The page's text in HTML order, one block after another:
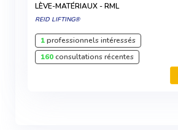
LÈVE-MATÉRIAUX - RML
REID LIFTING®
1professionnels intéressés
160consultations récentes